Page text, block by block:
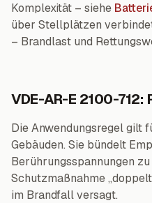
Komplexität – siehe
über Stellplätzen
– Brandlast und
VDE-AR-E 2100-
Die Anwendungsregel gilt
Gebäuden. Sie bündelt
Berührungsspannungen
Schutzmaßnahme
im Brandfall versagt.